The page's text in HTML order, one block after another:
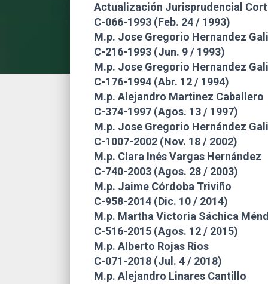
Actualización Jurisprudencial
C-066-1993 (Feb. 24 / 1993)
M.p. Jose Gregorio Hernandez
C-216-1993 (Jun. 9 / 1993)
M.p. Jose Gregorio Hernandez
C-176-1994 (Abr. 12 / 1994)
M.p. Alejandro Martinez Caballero
C-374-1997 (Agos. 13 / 1997)
M.p. Jose Gregorio Hernández
C-1007-2002 (Nov. 18 / 2002)
M.p. Clara Inés Vargas Hernández
C-740-2003 (Agos. 28 / 2003)
M.p. Jaime Córdoba Triviño
C-958-2014 (Dic. 10 / 2014)
M.p. Martha Victoria Sáchica
C-516-2015 (Agos. 12 / 2015)
M.p. Alberto Rojas Rios
C-071-2018 (Jul. 4 / 2018)
M.p. Alejandro Linares Cantillo